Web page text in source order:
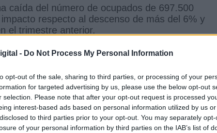
- Do Not Process My Personal Information
opt-out of the sale, sharing to third parties, or processing of your
for targeted advertising by us, please use the below opt-out
selection. Please note that after your opt-out request is processed
interest-based ads based on personal information utilized by us
to third parties prior to your opt-out. You may separately
of your personal information by third parties on the IAB’s list of
caída del número de ocupados de 697.500
respecto al descenso de más del 6% y
el trimestre anterior.
924.600 el número de personas que se declaran
igualmente valorar el impacto del shock
crece en el trimestre en 355.000
en el segundo trimestre, lo que elevala tasa